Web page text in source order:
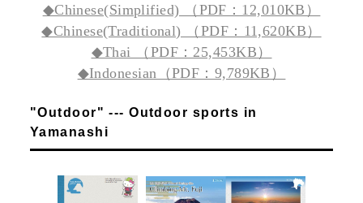
◆Chinese(Simplified) （PDF：12,010KB）
◆Chinese(Traditional) （PDF：11,620KB）
◆Thai （PDF：25,453KB）
◆Indonesian（PDF：9,789KB）
"Outdoor" --- Outdoor sports in
Yamanashi